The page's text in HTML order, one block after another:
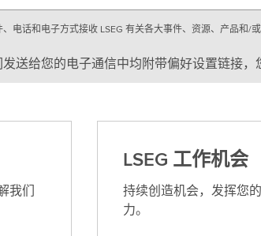
电话和电子方式接收 LSEG 有关各大事件、资源、产品和/或
送给您的电子通信中均附带偏好设置链接，
我们
LSEG 工作机会
持续创造机会，发挥您
力。